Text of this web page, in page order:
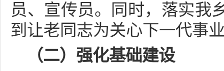
员、宣传员。同时，落实我
到让老同志为关心下一代事
（二）强化基础建设